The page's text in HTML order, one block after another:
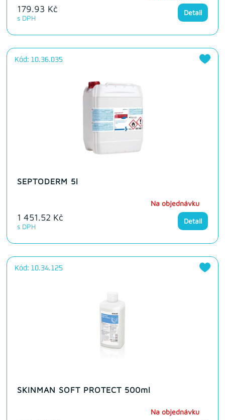
179.93 Kč
s DPH
Detail
Kód: 10.36.035
SEPTODERM 5l
1 451.52 Kč
s DPH
Na objednávku
Detail
Kód: 10.34.125
SKINMAN SOFT PROTECT 500ml
Na objednávku